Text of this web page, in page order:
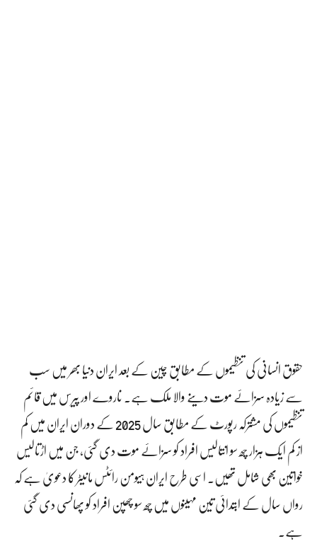
حقوق انسانی کی تنظیموں کے مطابق چین کے بعد ایران دنیا بھر میں سب
سے زیادہ سزائے موت دینے والا ملک ہے۔ ناروے اور پیرس میں قائم
تنظیموں کی مشترکہ رپورٹ کے مطابق سال 2025 کے دوران ایران میں کم
از کم ایک ہزار چھ سو انتالیس افراد کو سزائے موت دی گئی، جن میں اڑتالیس
خواتین بھی شامل تھیں۔ اسی طرح ایران ہیومن رائٹس مانیٹر کا دعویٰ ہے کہ
رواں سال کے ابتدائی تین مہینوں میں چھ سو چھپن افراد کو پھانسی دی گئی
ہے۔